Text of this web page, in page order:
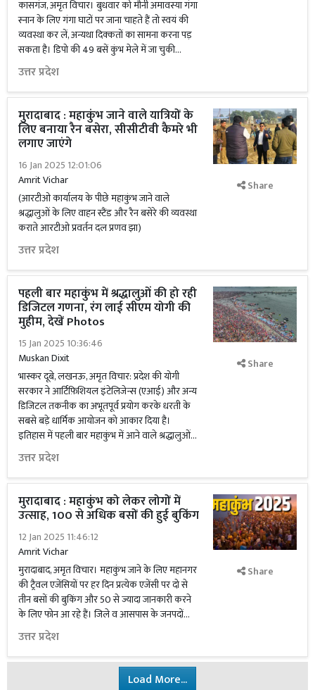
कासगंज, अमृत विचार। बुधवार को मौनी अमावस्या गंगा
स्नान के लिए गंगा घाटों पर जाना चाहते हैं तो स्वयं की
व्यवस्था कर लें, अन्यथा दिक्कतों का सामना करना पड़
सकता है। डिपो की 49 बसें कुंभ मेले में जा चुकी...
उत्तर प्रदेश
मुरादाबाद : महाकुंभ जाने वाले यात्रियों के
लिए बनाया रैन बसेरा, सीसीटीवी कैमरे भी
लगाए जाएंगे
16 Jan 2025 12:01:06
Amrit Vichar
(आरटीओ कार्यालय के पीछे महाकुंभ जाने वाले
श्रद्धालुओं के लिए वाहन स्टैंड और रैन बसेरे की व्यवस्था
कराते आरटीओ प्रवर्तन दल प्रणव झा)
उत्तर प्रदेश
Share
पहली बार महाकुंभ में श्रद्धालुओं की हो रही
डिजिटल गणना, रंग लाई सीएम योगी की
मुहीम, देखें Photos
15 Jan 2025 10:36:46
Muskan Dixit
भास्कर दूबे, लखनऊ, अमृत विचार: प्रदेश की योगी
सरकार ने आर्टिफ़िशियल इंटेलिजेन्स (एआई) और अन्य
डिजिटल तकनीक का अभूतपूर्व प्रयोग करके धरती के
सबसे बड़े धार्मिक आयोजन को आकार दिया है।
इतिहास में पहली बार महाकुंभ में आने वाले श्रद्धालुओं...
उत्तर प्रदेश
Share
मुरादाबाद : महाकुंभ को लेकर लोगों में
उत्साह, 100 से अधिक बसों की हुई बुकिंग
12 Jan 2025 11:46:12
Amrit Vichar
मुरादाबाद, अमृत विचार। महाकुंभ जाने के लिए महानगर
की ट्रैवल एजेंसियों पर हर दिन प्रत्येक एजेंसी पर दो से
तीन बसों की बुकिंग और 50 से ज्यादा जानकारी करने
के लिए फोन आ रहे हैं। जिले व आसपास के जनपदों...
उत्तर प्रदेश
Share
Load More...